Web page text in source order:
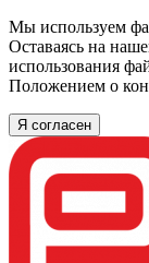
Мы используем
Оставаясь на
использования
Положением о
Я согласен